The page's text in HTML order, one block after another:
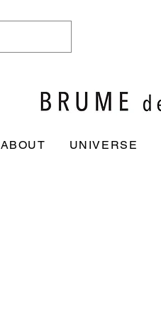
ABOUT UNIVERSE